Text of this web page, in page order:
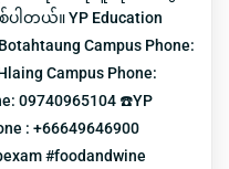
ါတယ်။ YP Education
Campus Phone:
Campus Phone:
09740965104 ☎️YP
: +66649646900
#foodandwine